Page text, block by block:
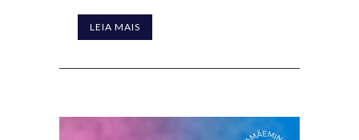
LEIA MAIS